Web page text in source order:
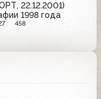
22.12.2001)
1998 года
458